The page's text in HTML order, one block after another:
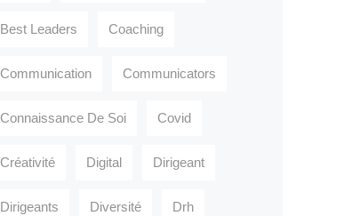
Best Leaders Coaching
Communication Communicators
Connaissance De Soi Covid
Créativité Digital Dirigeant
Dirigeants Diversité Drh